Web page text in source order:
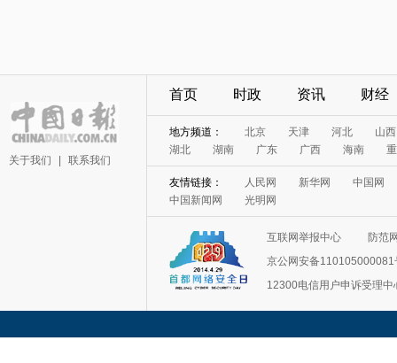
关于我们 联系我们
首页 时政 资讯 财经
地方频道： 北京 天津 河北
山西
湖北
湖南 广东 广西 海南
友情链接： 人民网 新华网
中国网
中国新闻网
光明网
互联网举报中心
防范
京公网安备110105000081
12300电信用户申诉受理中